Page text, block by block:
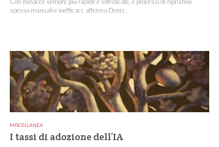
spesso manuali e inefficaci, afferma Denis...
MISCELLANEA
I tassi di adozione dell’IA